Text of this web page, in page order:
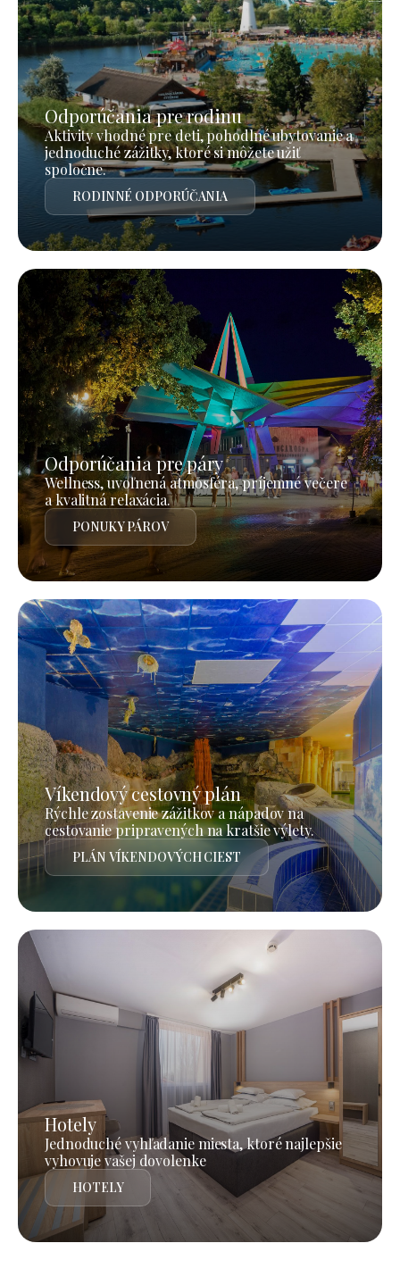
Odporúčania pre rodinu
Aktivity vhodné pre deti, pohodlné ubytovanie a
jednoduché zážitky, ktoré si môžete užiť
spoločne.
RODINNÉ ODPORÚČANIA
Odporúčania pre páry
Wellness, uvoľnená atmosféra, príjemné večere
a kvalitná relaxácia.
PONUKY PÁROV
Víkendový cestovný plán
Rýchle zostavenie zážitkov a nápadov na
cestovanie pripravených na kratšie výlety.
PLÁN VÍKENDOVÝCH CIEST
Hotely
Jednoduché vyhľadanie miesta, ktoré najlepšie
vyhovuje vašej dovolenke
HOTELY